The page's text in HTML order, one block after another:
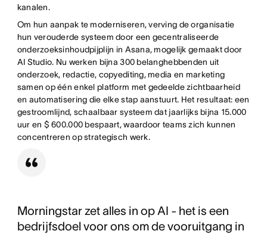
kanalen.
Om hun aanpak te moderniseren, verving de organisatie
hun verouderde systeem door een gecentraliseerde
onderzoeksinhoudpijplijn in Asana, mogelijk gemaakt door
AI Studio. Nu werken bijna 300 belanghebbenden uit
onderzoek, redactie, copyediting, media en marketing
samen op één enkel platform met gedeelde zichtbaarheid
en automatisering die elke stap aanstuurt. Het resultaat: een
gestroomlijnd, schaalbaar systeem dat jaarlijks bijna 15.000
uur en $ 600.000 bespaart, waardoor teams zich kunnen
concentreren op strategisch werk.
Morningstar zet alles in op AI - het is een
bedrijfsdoel voor ons om de vooruitgang in